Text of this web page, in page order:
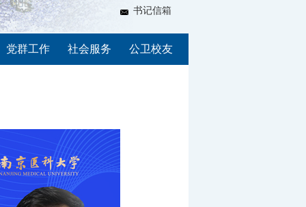
书记信箱
党群工作 社会服务 公卫校友